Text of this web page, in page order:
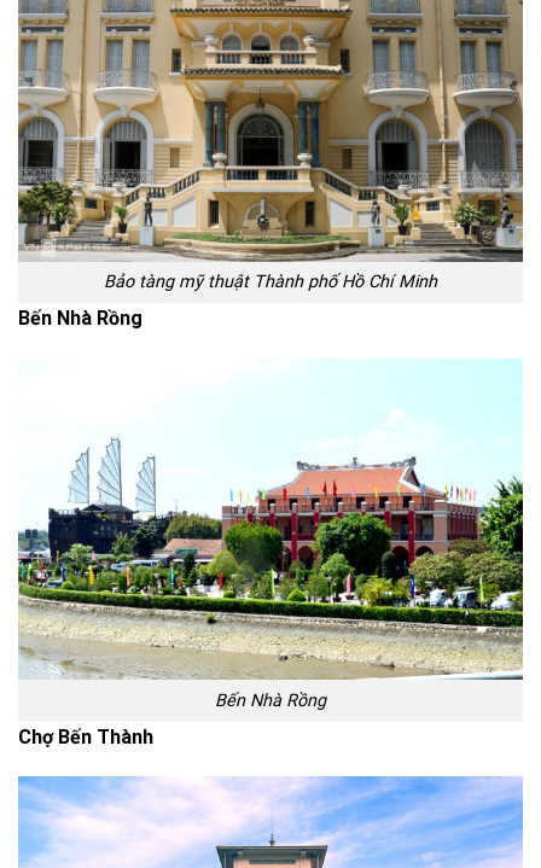
Bảo tàng mỹ thuật Thành phố Hồ Chí Minh
Bến Nhà Rồng
Bến Nhà Rồng
Chợ Bến Thành